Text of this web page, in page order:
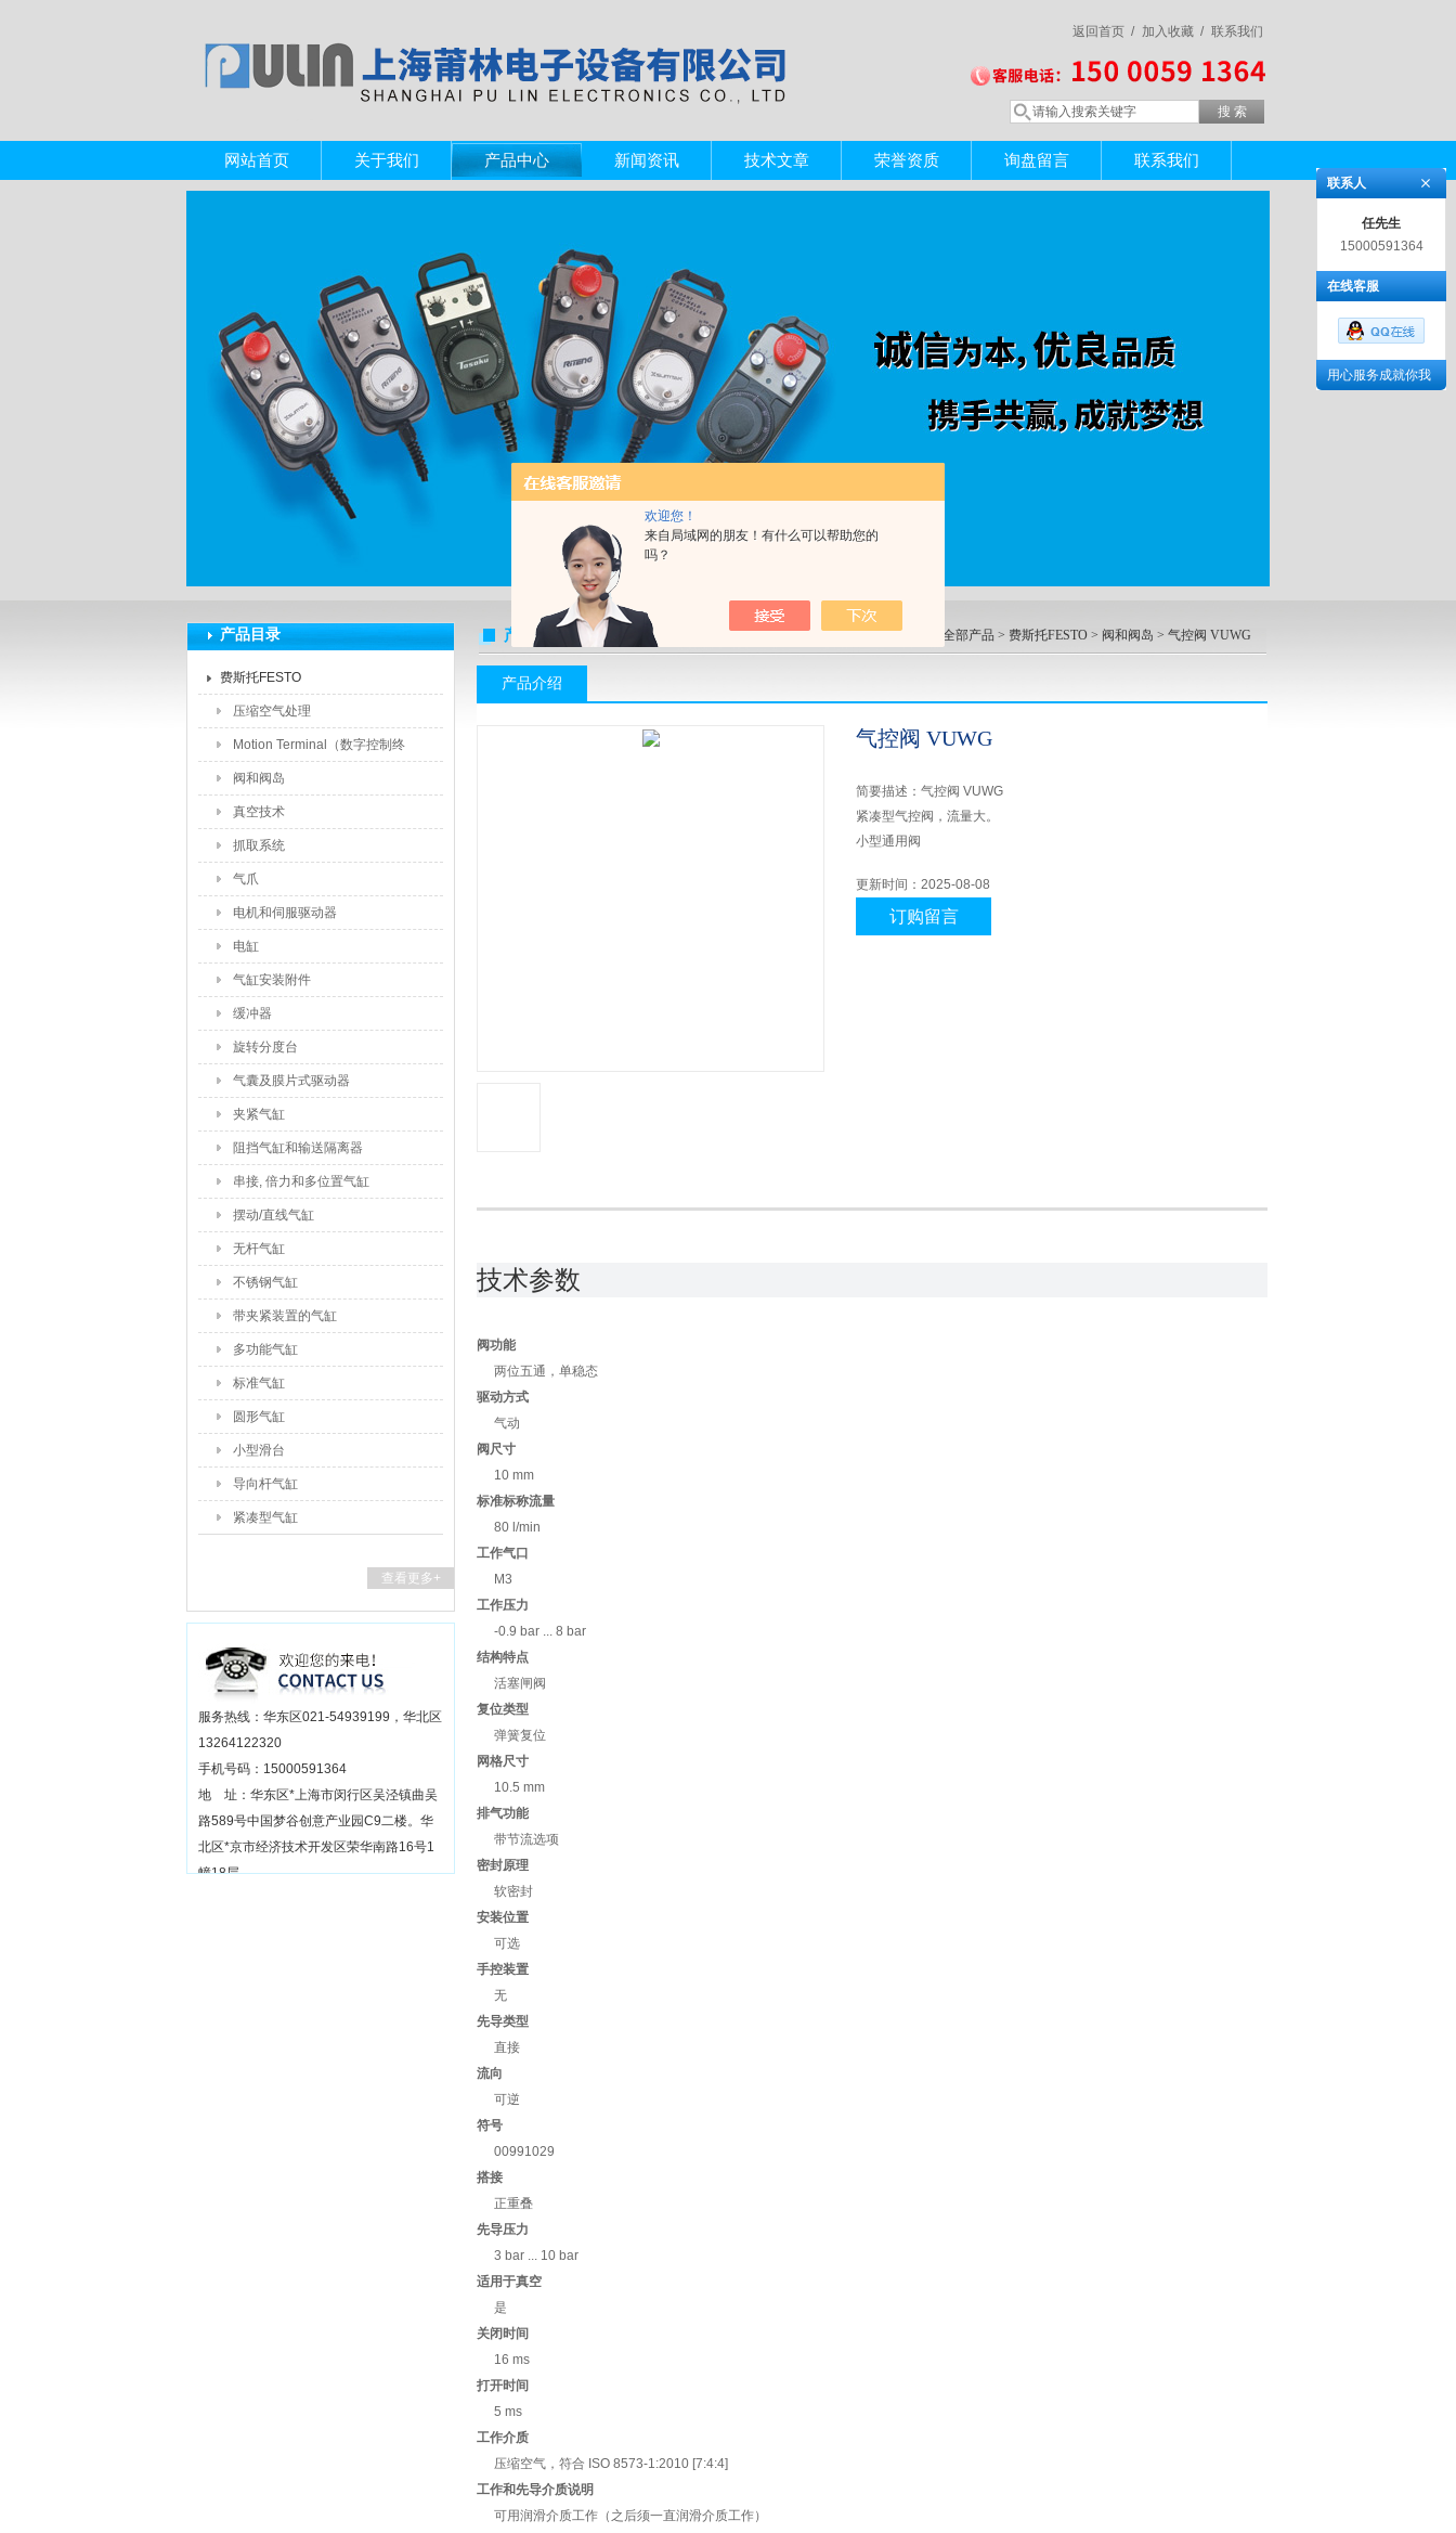
欢迎您！
来自局域网的朋友！有什么可以帮助您的
吗？
联系我们
加入收藏 /
返回首页 /
网站首页 关于我们 产品中心 新闻资讯 技术文章 荣誉资质 询盘留言 联系我们
产品目录
费斯托FESTO
压缩空气处理
Motion Terminal（数字控制终
端）
阀和阀岛
真空技术
抓取系统
气爪
电机和伺服驱动器
电缸
气缸安装附件
缓冲器
旋转分度台
气囊及膜片式驱动器
夹紧气缸
阻挡气缸和输送隔离器
串接, 倍力和多位置气缸
摆动/直线气缸
无杆气缸
不锈钢气缸
带夹紧装置的气缸
多功能气缸
标准气缸
圆形气缸
小型滑台
导向杆气缸
紧凑型气缸
查看更多+
服务热线：华东区021-54939199，华北区
13264122320
手机号码：15000591364
地 址：华东区*上海市闵行区吴泾镇曲吴
路589号中国梦谷创意产业园C9二楼。华
北区*京市经济技术开发区荣华南路16号1
幢18层
产品展示 当前位置： 全部产品 > 费斯托FESTO > 阀和阀岛 > 气控阀 VUWG
产品介绍
气控阀 VUWG
简要描述： 气控阀 VUWG
紧凑型气控阀，流量大。
小型通用阀
基于规格，具有非常高的流量
管接式阀门可用作单个阀或成组式阀
更新时间： 2025-08-08
订购留言
技术参数
阀功能
两位五通，单稳态
驱动方式
气动
阀尺寸
10 mm
标准标称流量
80 l/min
工作气口
M3
工作压力
-0.9 bar ... 8 bar
结构特点
活塞闸阀
复位类型
弹簧复位
网格尺寸
10.5 mm
排气功能
带节流选项
密封原理
软密封
安装位置
可选
手控装置
无
先导类型
直接
流向
可逆
符号
00991029
搭接
正重叠
先导压力
3 bar ... 10 bar
适用于真空
是
关闭时间
16 ms
打开时间
5 ms
工作介质
压缩空气，符合 ISO 8573-1:2010 [7:4:4]
工作和先导介质说明
可用润滑介质工作（之后须一直润滑介质工作）
联系人
任先生
15000591364
在线客服
用心服务成就你我